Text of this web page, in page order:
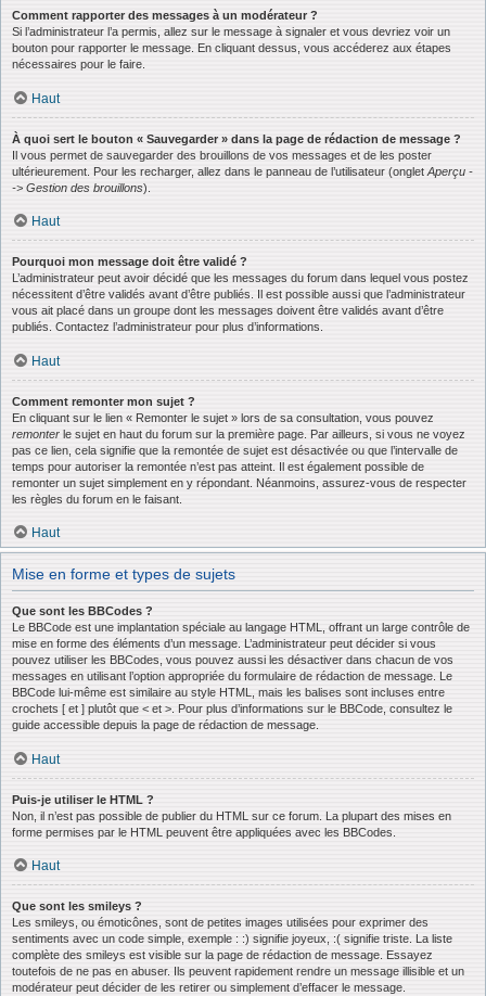
Comment rapporter des messages à un modérateur ?
Si l’administrateur l’a permis, allez sur le message à signaler et vous devriez voir un
bouton pour rapporter le message. En cliquant dessus, vous accéderez aux étapes
nécessaires pour le faire.
Haut
À quoi sert le bouton « Sauvegarder » dans la page de rédaction de message ?
Il vous permet de sauvegarder des brouillons de vos messages et de les poster
ultérieurement. Pour les recharger, allez dans le panneau de l’utilisateur (onglet Aperçu -
-> Gestion des brouillons).
Haut
Pourquoi mon message doit être validé ?
L’administrateur peut avoir décidé que les messages du forum dans lequel vous postez
nécessitent d’être validés avant d’être publiés. Il est possible aussi que l’administrateur
vous ait placé dans un groupe dont les messages doivent être validés avant d’être
publiés. Contactez l’administrateur pour plus d’informations.
Haut
Comment remonter mon sujet ?
En cliquant sur le lien « Remonter le sujet » lors de sa consultation, vous pouvez
remonter le sujet en haut du forum sur la première page. Par ailleurs, si vous ne voyez
pas ce lien, cela signifie que la remontée de sujet est désactivée ou que l’intervalle de
temps pour autoriser la remontée n’est pas atteint. Il est également possible de
remonter un sujet simplement en y répondant. Néanmoins, assurez-vous de respecter
les règles du forum en le faisant.
Haut
Mise en forme et types de sujets
Que sont les BBCodes ?
Le BBCode est une implantation spéciale au langage HTML, offrant un large contrôle de
mise en forme des éléments d’un message. L’administrateur peut décider si vous
pouvez utiliser les BBCodes, vous pouvez aussi les désactiver dans chacun de vos
messages en utilisant l’option appropriée du formulaire de rédaction de message. Le
BBCode lui-même est similaire au style HTML, mais les balises sont incluses entre
crochets [ et ] plutôt que < et >. Pour plus d’informations sur le BBCode, consultez le
guide accessible depuis la page de rédaction de message.
Haut
Puis-je utiliser le HTML ?
Non, il n’est pas possible de publier du HTML sur ce forum. La plupart des mises en
forme permises par le HTML peuvent être appliquées avec les BBCodes.
Haut
Que sont les smileys ?
Les smileys, ou émoticônes, sont de petites images utilisées pour exprimer des
sentiments avec un code simple, exemple : :) signifie joyeux, :( signifie triste. La liste
complète des smileys est visible sur la page de rédaction de message. Essayez
toutefois de ne pas en abuser. Ils peuvent rapidement rendre un message illisible et un
modérateur peut décider de les retirer ou simplement d’effacer le message.